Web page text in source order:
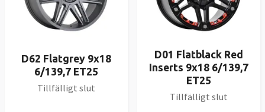
D62 Flatgrey 9x18
6/139,7 ET25
Tillfälligt slut
D01 Flatblack Red
Inserts 9x18 6/139,7
ET25
Tillfälligt slut